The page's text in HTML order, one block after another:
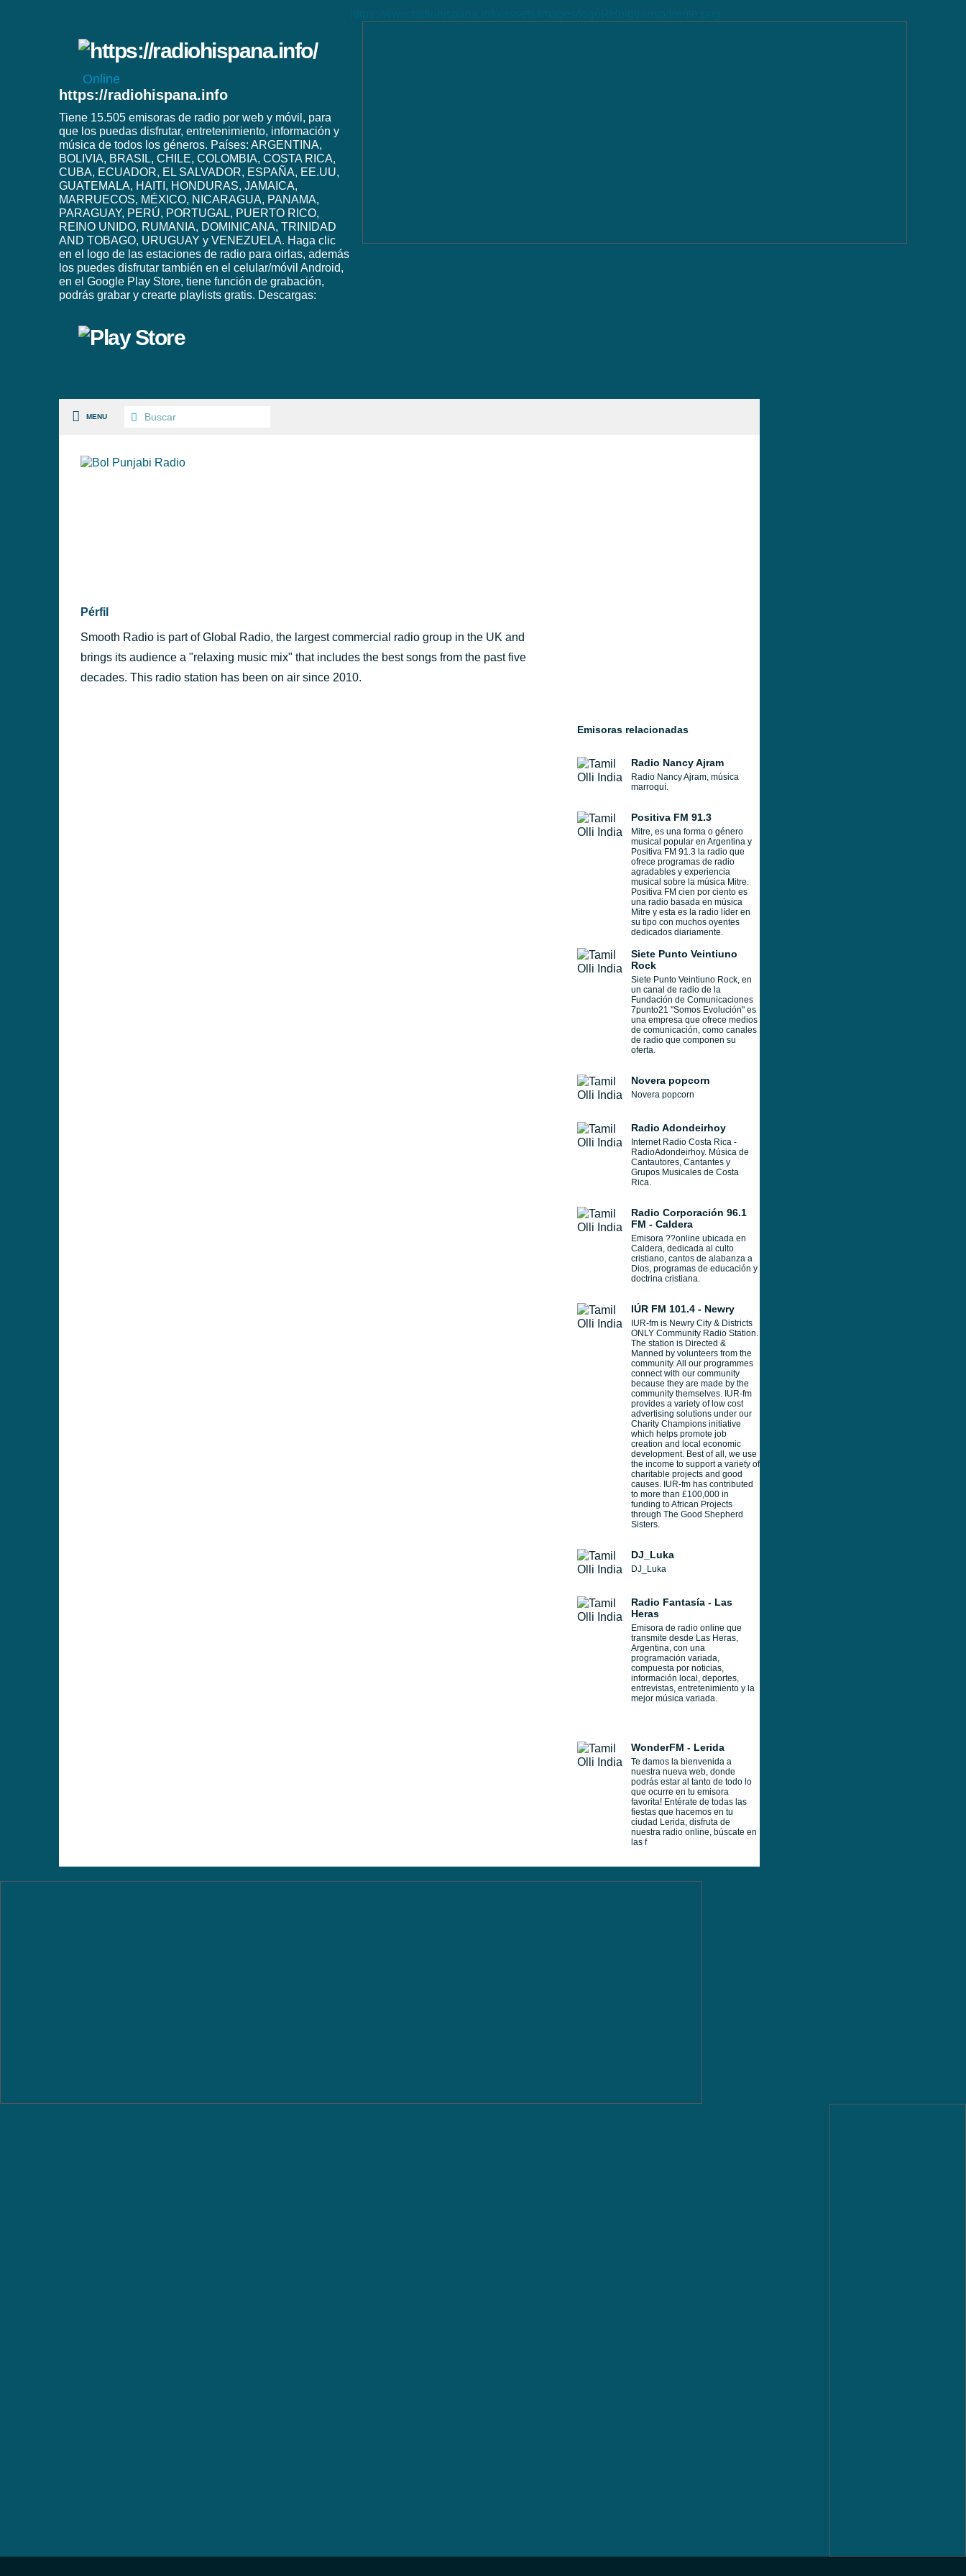
Online
https://radiohispana.info
Tiene 15.505 emisoras de radio por web y móvil, para
que los puedas disfrutar, entretenimiento, información y
música de todos los géneros. Países: ARGENTINA,
BOLIVIA, BRASIL, CHILE, COLOMBIA, COSTA RICA,
CUBA, ECUADOR, EL SALVADOR, ESPAÑA, EE.UU,
GUATEMALA, HAITI, HONDURAS, JAMAICA,
MARRUECOS, MÉXICO, NICARAGUA, PANAMA,
PARAGUAY, PERÚ, PORTUGAL, PUERTO RICO,
REINO UNIDO, RUMANIA, DOMINICANA, TRINIDAD
AND TOBAGO, URUGUAY y VENEZUELA. Haga clic
en el logo de las estaciones de radio para oirlas, además
los puedes disfrutar también en el celular/móvil Android,
en el Google Play Store, tiene función de grabación,
podrás grabar y crearte playlists gratis. Descargas:
MENU
Pérfil
Smooth Radio is part of Global Radio, the largest commercial radio group in the UK and
brings its audience a "relaxing music mix" that includes the best songs from the past five
decades. This radio station has been on air since 2010.
Emisoras relacionadas
Radio Nancy Ajram
Radio Nancy Ajram, música
marroquí.
Positiva FM 91.3
Mitre, es una forma o género
musical popular en Argentina y
Positiva FM 91.3 la radio que
ofrece programas de radio
agradables y experiencia
musical sobre la música Mitre.
Positiva FM cien por ciento es
una radio basada en música
Mitre y esta es la radio líder en
su tipo con muchos oyentes
dedicados diariamente.
Siete Punto Veintiuno
Rock
Siete Punto Veintiuno Rock, en
un canal de radio de la
Fundación de Comunicaciones
7punto21 "Somos Evolución" es
una empresa que ofrece medios
de comunicación, como canales
de radio que componen su
oferta.
Novera popcorn
Novera popcorn
Radio Adondeirhoy
Internet Radio Costa Rica -
RadioAdondeirhoy. Música de
Cantautores, Cantantes y
Grupos Musicales de Costa
Rica.
Radio Corporación 96.1
FM - Caldera
Emisora ??online ubicada en
Caldera, dedicada al culto
cristiano, cantos de alabanza a
Dios, programas de educación y
doctrina cristiana.
IÚR FM 101.4 - Newry
IUR-fm is Newry City & Districts
ONLY Community Radio Station.
The station is Directed &
Manned by volunteers from the
community. All our programmes
connect with our community
because they are made by the
community themselves. IUR-fm
provides a variety of low cost
advertising solutions under our
Charity Champions initiative
which helps promote job
creation and local economic
development. Best of all, we use
the income to support a variety of
charitable projects and good
causes. IUR-fm has contributed
to more than £100,000 in
funding to African Projects
through The Good Shepherd
Sisters.
DJ_Luka
DJ_Luka
Radio Fantasía - Las
Heras
Emisora de radio online que
transmite desde Las Heras,
Argentina, con una
programación variada,
compuesta por noticias,
información local, deportes,
entrevistas, entretenimiento y la
mejor música variada.
WonderFM - Lerida
Te damos la bienvenida a
nuestra nueva web, donde
podrás estar al tanto de todo lo
que ocurre en tu emisora
favorita! Entérate de todas las
fiestas que hacemos en tu
ciudad Lerida, disfruta de
nuestra radio online, búscate en
las f